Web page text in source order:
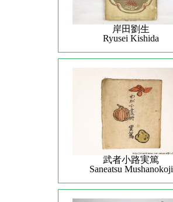
岸田劉生
Ryusei Kishida
武者小路実篤
Saneatsu Mushanokoji